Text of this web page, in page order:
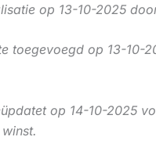
op 13-10-2025
toegevoegd op 13-10-
op 14-10-2025